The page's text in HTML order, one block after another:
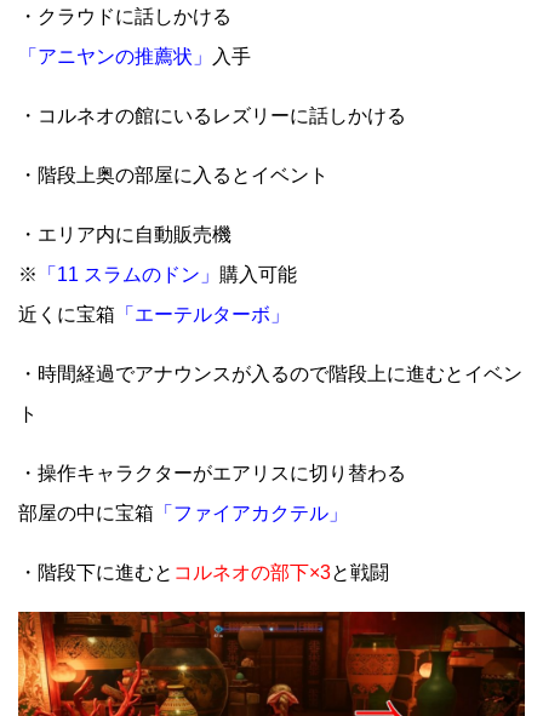
・クラウドに話しかける
「アニヤンの推薦状」
入手
・コルネオの館にいるレズリーに話しかける
・階段上奥の部屋に入るとイベント
・エリア内に自動販売機
※
「11 スラムのドン」 購入可能
近くに宝箱 「エーテルターボ」
・時間経過でアナウンスが入るので階段上に進むとイベン
ト
・操作キャラクターがエアリスに切り替わる
部屋の中に宝箱 「ファイアカクテル」
・階段下に進むと コルネオの部下×3と戦闘